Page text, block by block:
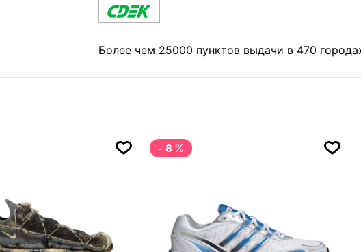
Более чем 25000 пунктов выдачи в 470
- 8 %